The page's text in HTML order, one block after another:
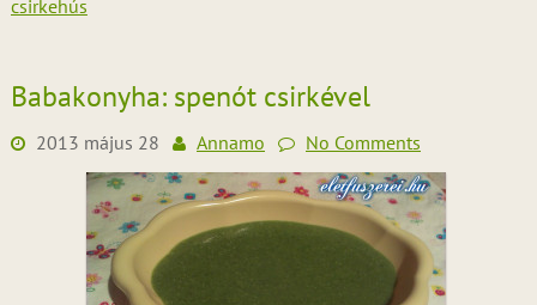
csirkehús
Babakonyha: spenót csirkével
2013 május 28 Annamo No Comments